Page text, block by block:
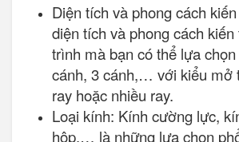
Diện tích và phong cách
diện tích và phong cách
trình mà bạn có thể lựa
cánh, 3 cánh,… với kiểu mở
ray hoặc nhiều ray.
Loại kính: Kính cường lực,
hộp,… là những lựa chọn